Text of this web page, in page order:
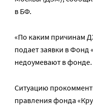
в БФ.
«По каким причинам
подает заявки в Фонд
недоумевают в фонде.
Ситуацию
правления фонда